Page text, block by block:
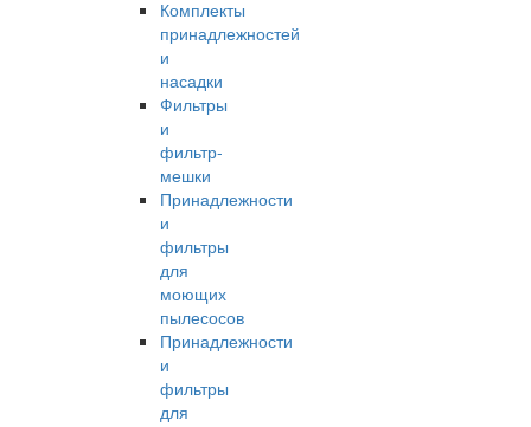
Комплекты
принадлежностей
и
насадки
Фильтры
и
фильтр-
мешки
Принадлежности
и
фильтры
для
моющих
пылесосов
Принадлежности
и
фильтры
для